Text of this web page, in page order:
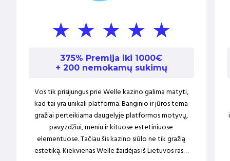
375% Premija iki 1000€
+ 200 nemokamų sukimų
Vos tik prisijungus prie Welle kazino galima matyti,
kad tai yra unikali platforma. Banginio ir jūros tema
gražiai perteikiama daugelyje platformos motyvų,
pavyzdžiui, meniu ir kituose estetiniuose
elementuose. Tačiau šis kazino siūlo ne tik gražią
estetiką. Kiekvienas Welle žaidėjas iš Lietuvos ras…